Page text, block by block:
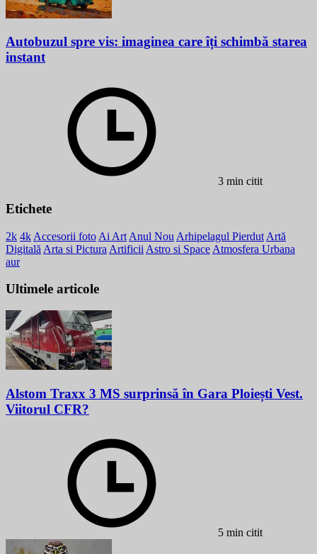
Autobuzul spre vis: imaginea care îți schimbă starea
instant
3 min citit
Etichete
2k 4k Accesorii foto Ai Art Anul Nou Arhipelagul Pierdut Artă
Digitală Arta si Pictura Artificii Astro si Space Atmosfera Urbana
aur
Ultimele articole
Alstom Traxx 3 MS surprinsă în Gara Ploiești Vest.
Viitorul CFR?
5 min citit